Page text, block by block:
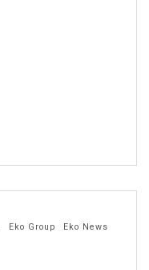
Eko Group Eko News